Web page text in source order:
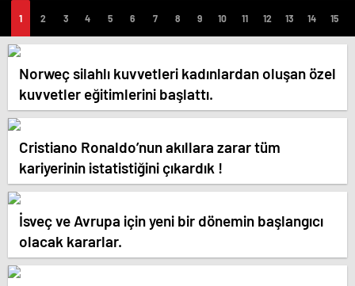
Norweç silahlı kuvvetleri kadınlardan oluşan özel
kuvvetler eğitimlerini başlattı.
Cristiano Ronaldo’nun akıllara zarar tüm
kariyerinin istatistiğini çıkardık !
İsveç ve Avrupa için yeni bir dönemin başlangıcı
olacak kararlar.